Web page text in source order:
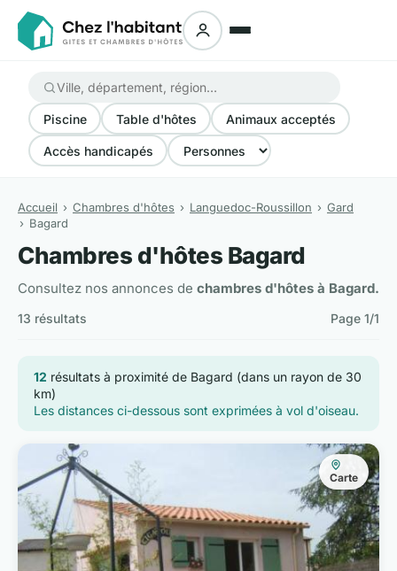
Piscine Table d'hôtes Animaux acceptés
Accès handicapés
Accueil Chambres d'hôtes Languedoc-Roussillon
Gard
Bagard
Chambres d'hôtes Bagard
Consultez nos annonces de chambres d'hôtes à Bagard.
13 résultats Page 1/1
12 résultats à proximité de Bagard (dans un rayon de 30
km)
Les distances ci-dessous sont exprimées à vol d'oiseau.
Carte